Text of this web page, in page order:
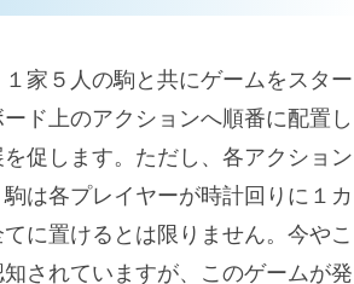
家５人の駒と共にゲームをスター
ド上のアクションへ順番に配置し
促します。ただし、各アクション
は各プレイヤーが時計回りに１カ
に置けるとは限りません。今やこ
知されていますが、このゲームが発